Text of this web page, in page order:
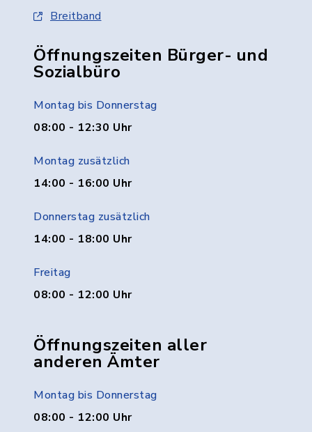
Breitband
Öffnungszeiten Bürger- und
Sozialbüro
Montag bis Donnerstag
08:00 - 12:30 Uhr
Montag zusätzlich
14:00 - 16:00 Uhr
Donnerstag zusätzlich
14:00 - 18:00 Uhr
Freitag
08:00 - 12:00 Uhr
Öffnungszeiten aller
anderen Ämter
Montag bis Donnerstag
08:00 - 12:00 Uhr